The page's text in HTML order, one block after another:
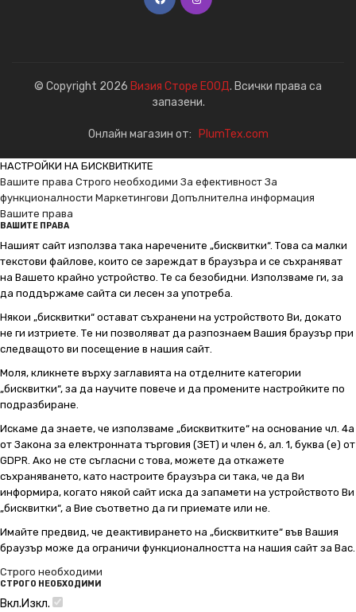
© Copyright 2026 Визия Сторе ЕООД. Всички права са
запазени.
Онлайн магазин от: PlumTex.com
НАСТРОЙКИ НА БИСКВИТКИТЕ
Вашите права Строго необходими За ефективност За
функционалности Маркетингови Допълнителна информация
Вашите права
ВАШИТЕ ПРАВА
Нашият сайт използва така наречените „бисквитки“. Това са малки
текстови файлове, които се зареждат в браузъра и се съхраняват
на Вашето крайно устройство. Те са безобидни. Използваме ги, за
да поддържаме сайта си лесен за употреба.
Някои „бисквитки“ остават съхранени на устройството Ви, докато
не ги изтриете. Те ни позволяват да разпознаем Вашия браузър при
следващото ви посещение в нашия сайт.
Моля, кликнете върху заглавията на отделните категории
„бисквитки“, за да научите повече и да промените настройките по
подразбиране.
Искаме да знаете, че използваме „бисквитките“ на основание чл. 4а
от Закона за електронната търговия (ЗЕТ) и член 6, ал. 1, буква (е) от
GDPR. Ако не сте съгласни с това, можете да откажете
съхраняването, като настроите браузъра си така, че да Ви
информира, когато някой сайт иска да запамети на устройството Ви
„бисквитки“, а Вие съответно да ги приемате или не.
Имайте предвид, че деактивирането на „бисквитките“ във Вашия
браузър може да ограничи функционалността на нашия сайт за Вас.
Строго необходими
СТРОГО НЕОБХОДИМИ
Вкл.Изкл.